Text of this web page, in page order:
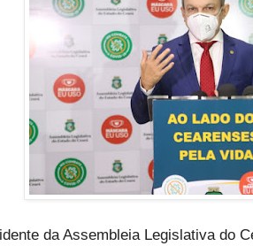
da Assembleia Legislativa do